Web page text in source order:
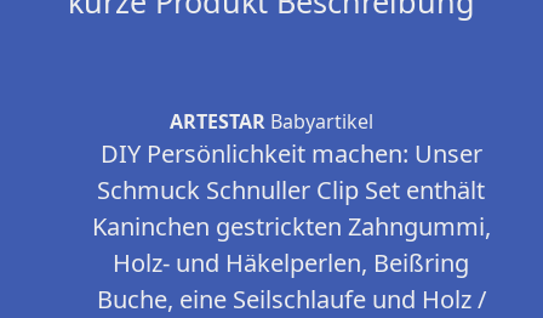
ARTESTAR Babyartikel
DIY Persönlichkeit machen: Unser
Schmuck Schnuller Clip Set enthält
Kaninchen gestrickten Zahngummi,
Holz- und Häkelperlen, Beißring
Buche, eine Seilschlaufe und Holz /